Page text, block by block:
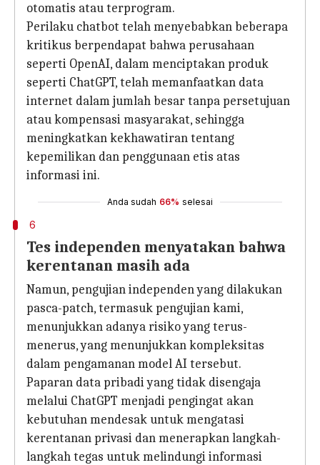
otomatis atau terprogram.
Perilaku chatbot telah menyebabkan beberapa
kritikus berpendapat bahwa perusahaan
seperti OpenAI, dalam menciptakan produk
seperti ChatGPT, telah memanfaatkan data
internet dalam jumlah besar tanpa persetujuan
atau kompensasi masyarakat, sehingga
meningkatkan kekhawatiran tentang
kepemilikan dan penggunaan etis atas
informasi ini.
Anda sudah 66% selesai
6
Tes independen menyatakan bahwa
kerentanan masih ada
Namun, pengujian independen yang dilakukan
pasca-patch, termasuk pengujian kami,
menunjukkan adanya risiko yang terus-
menerus, yang menunjukkan kompleksitas
dalam pengamanan model AI tersebut.
Paparan data pribadi yang tidak disengaja
melalui ChatGPT menjadi pengingat akan
kebutuhan mendesak untuk mengatasi
kerentanan privasi dan menerapkan langkah-
langkah tegas untuk melindungi informasi